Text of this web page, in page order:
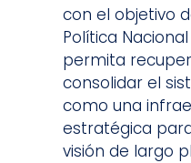
con el objetivo
Política
permita
consolidar el
como una
estratégica
visión de largo